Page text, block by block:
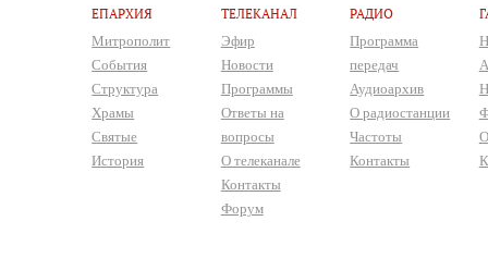
ЕПАРХИЯ
Митрополит
События
Структура
Храмы
Святые
История
ТЕЛЕКАНАЛ
Эфир
Новости
Программы
Ответы на
вопросы
О телеканале
Контакты
Форум
РАДИО
Программа
передач
Аудиоархив
О радиостанции
Частоты
Контакты